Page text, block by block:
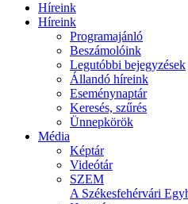
Híreink
Híreink
Programajánló
Beszámolóink
Legutóbbi bejegyzések
Állandó híreink
Eseménynaptár
Keresés, szűrés
Ünnepkörök
Média
Képtár
Videótár
SZEM
A Székesfehérvári